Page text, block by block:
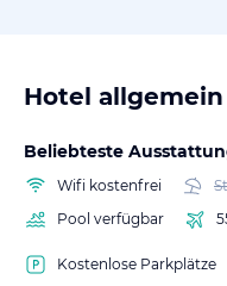
Hotel allgemein
Beliebteste
Wifi kostenfrei
Pool verfügbar
Kostenlose Parkplätze